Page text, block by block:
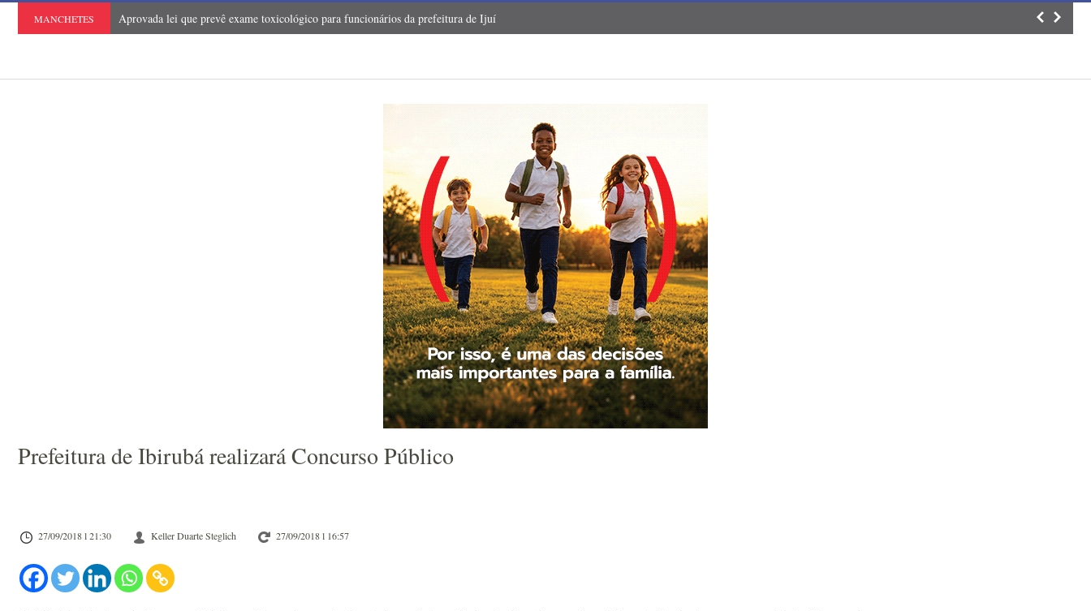
MANCHETES Aprovada lei que prevê exame toxicológico para funcionários da prefeitura de Ijuí Motociclista
Prefeitura de Ibirubá realizará Concurso Público
27/09/2018 l 21:30 Keller Duarte Steglich 27/09/2018 l 16:57